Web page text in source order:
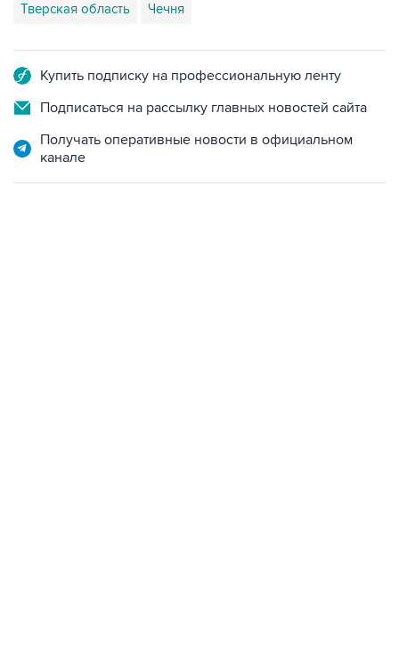
Подписаться на рассылку главных новостей сайта
Получать оперативные новости в официальном